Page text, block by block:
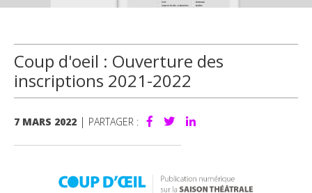
Coup d'oeil : Ouverture des
inscriptions 2021-2022
7 MARS 2022 | PARTAGER :